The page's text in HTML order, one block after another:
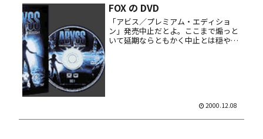
FOX の DVD
「アビス／プレミアム・エディショ
ン」発売中止だとよ。ここまで煽っと
いて延期ならともかく中止とは穏やか
2000.12.08